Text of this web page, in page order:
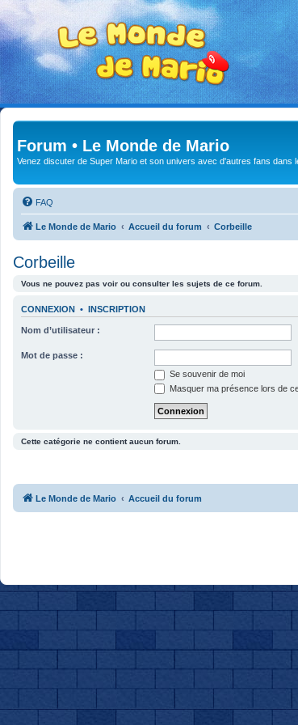
Forum • Le Monde de Mario
Venez discuter de Super Mario et son univers avec d'autres fans dans
FAQ
Le Monde de Mario Accueil du forum Corbeille
Corbeille
Vous ne pouvez pas voir ou consulter les sujets de ce forum.
CONNEXION • INSCRIPTION
Nom d’utilisateur :
Mot de passe :
Se souvenir de moi
Masquer ma présence lors de
Cette catégorie ne contient aucun forum.
Le Monde de Mario Accueil du forum